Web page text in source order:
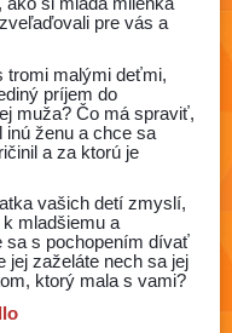
pre vás a
tromi malými deťmi,
príjem do
muža? Čo má spraviť,
inú ženu a chce sa
a za ktorú je
vašich detí zmyslí,
mladšiemu a
sa s pochopením dívať
jej zaželáte nech sa jej
ktorý mala s vami?